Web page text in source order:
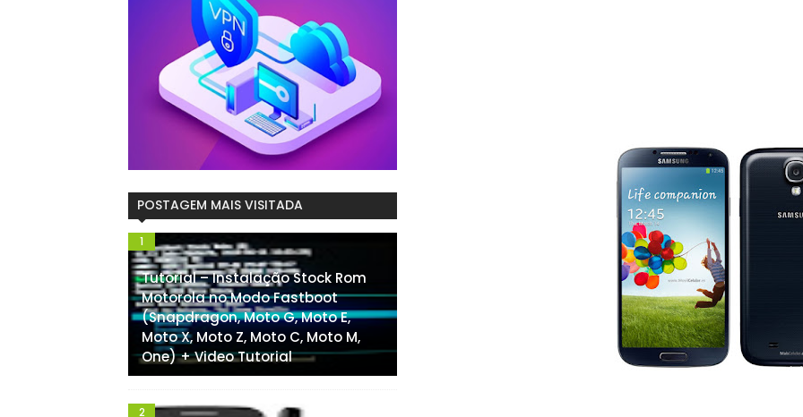
POSTAGEM MAIS VISITADA
Tutorial – Instalação Stock Rom
Motorola no Modo Fastboot
(Snapdragon, Moto G, Moto E,
Moto X, Moto Z, Moto C, Moto M,
One) + Video Tutorial